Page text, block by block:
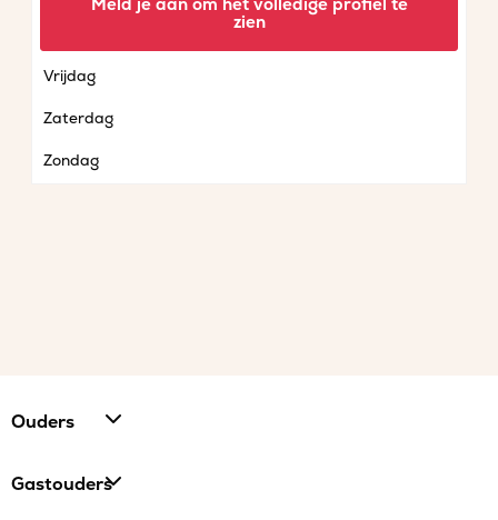
Vrijdag
Zaterdag
Zondag
Meld je aan om het volledige profiel te
zien
Ouders
Gastouders